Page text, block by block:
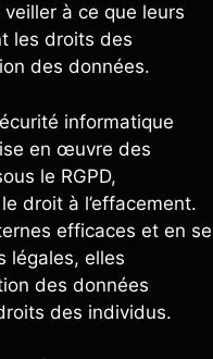
à ce que leurs
les droits des
des données.
informatique
en œuvre des
le RGPD,
droit à l’effacement.
efficaces et en se
légales, elles
des données
des individus.